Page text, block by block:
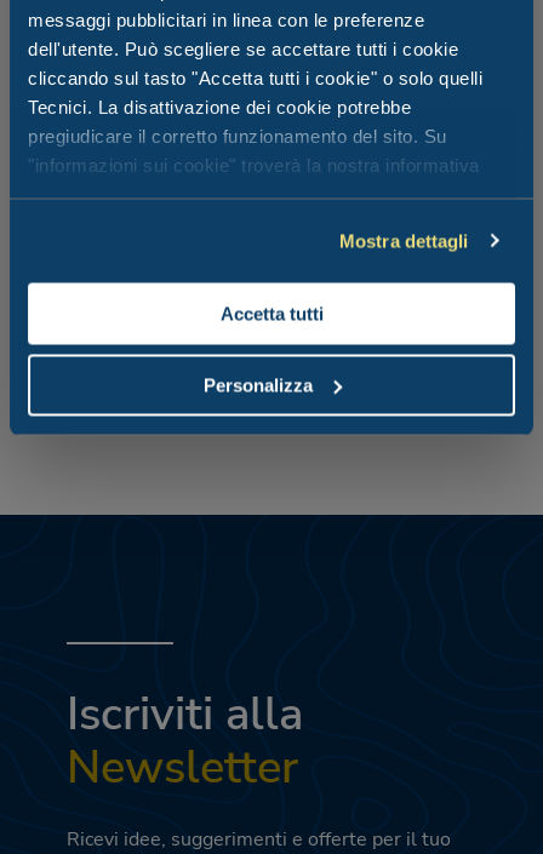
messaggi pubblicitari in linea con le preferenze
dell'utente. Può scegliere se accettare tutti i cookie
cliccando sul tasto "Accetta tutti i cookie" o solo quelli
Tecnici. La disattivazione dei cookie potrebbe
pregiudicare il corretto funzionamento del sito. Su
"informazioni sui cookie" troverà la nostra informativa
estesa.
Mostra dettagli
Accetta tutti
Personalizza
il 20% di sconto sulle attrezzature da spiaggia. Noleggia
ombrelloni, cabine e lettini, rivolgendoti direttamente ai
bagnini presenti sul posto.
Iscriviti alla
Newsletter
Ricevi idee, suggerimenti e offerte per il tuo